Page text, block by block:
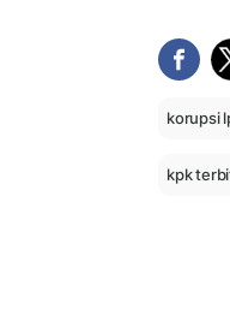
korupsi
kpk